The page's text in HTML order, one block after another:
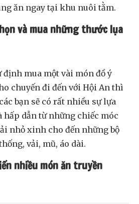
ăn ngay tại khu nuôi tằm.
và mua những thước lụa
định mua một vài món đồ ý
chuyến đi đến với Hội An thì
bạn sẽ có rất nhiều sự lựa
hấp dẫn từ những chiếc móc
nhỏ xinh cho đến những bộ
vải, mũ, áo dài.
nhiều món ăn truyền